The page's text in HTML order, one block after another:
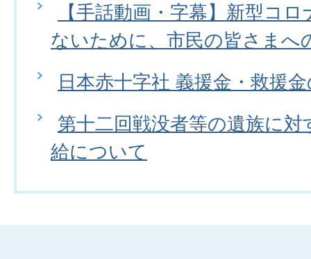
【手話動画・字幕】新型コ
ないために、市民の皆さまへ
日本赤十字社 義援金・救援
第十二回戦没者等の遺族に
給について